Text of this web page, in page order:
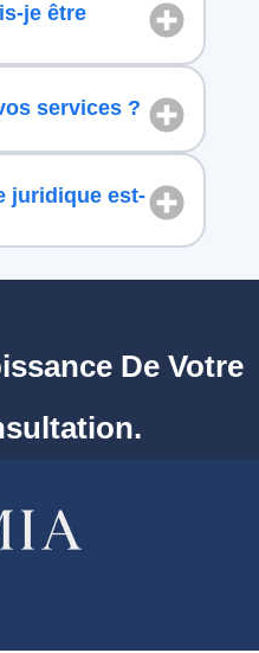
je être
services ?
juridique est-
De Votre